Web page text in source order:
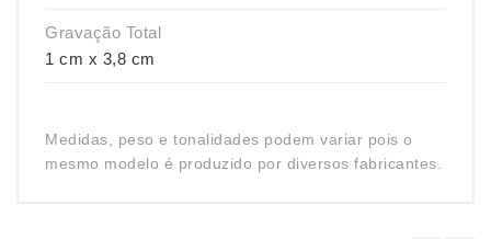
Gravação Total
1 cm x 3,8 cm
Medidas, peso e tonalidades podem variar pois o
mesmo modelo é produzido por diversos fabricantes.